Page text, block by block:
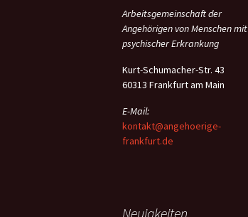
Arbeitsgemeinschaft der
Angehörigen von Menschen mit
psychischer Erkrankung
Kurt-Schumacher-Str. 43
60313 Frankfurt am Main
E-Mail:
kontakt@angehoerige-
frankfurt.de
Neuigkeiten